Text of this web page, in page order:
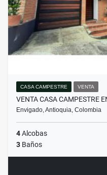
CASA CAMPESTRE VENTA
VENTA CASA CAMPESTRE
Envigado, Antioquia, Colombia
4Alcobas
3 Baños